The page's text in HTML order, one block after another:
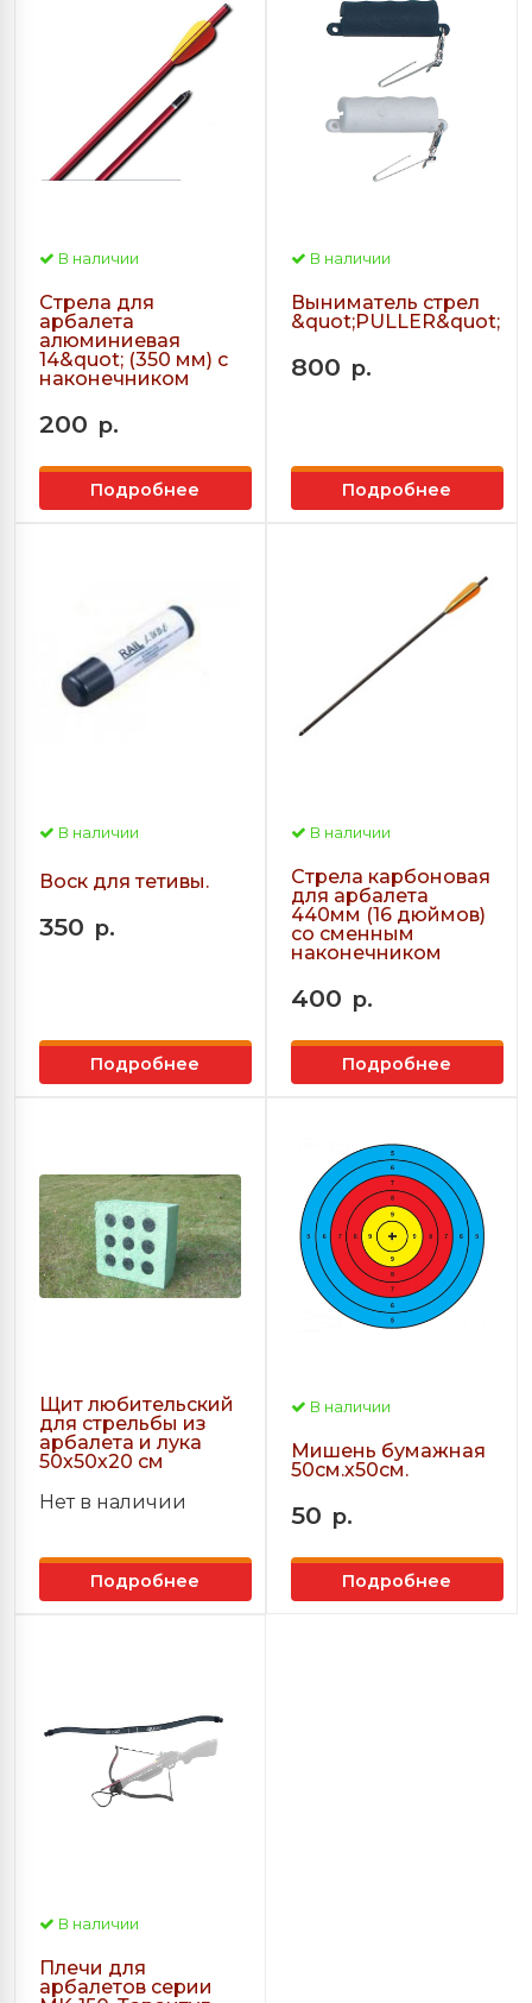
В наличии
Стрела для
арбалета
алюминиевая
14&quot; (350 мм) с
наконечником
200 р.
Подробнее
В наличии
Выниматель стрел
&quot;PULLER&quot;
800 р.
Подробнее
В наличии
Воск для тетивы.
350 р.
Подробнее
В наличии
Стрела карбоновая
для арбалета
440мм (16 дюймов)
со сменным
наконечником
400 р.
Подробнее
Щит любительский
для стрельбы из
арбалета и лука
50х50х20 см
Нет в наличии
Подробнее
В наличии
Мишень бумажная
50см.х50см.
50 р.
Подробнее
В наличии
Плечи для
арбалетов серии